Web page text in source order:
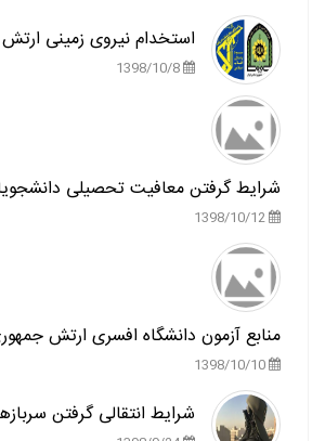
استخدام نیروی زمینی ارتش
شرایط گرفتن معافیت تحصیلی
منابع آزمون دانشگاه افسری ارتش
شرایط انتقالی گرفتن